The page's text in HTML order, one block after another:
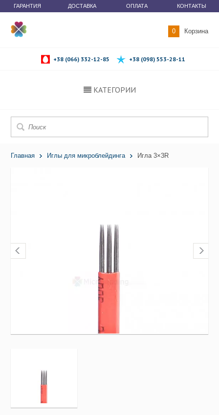
ГАРАНТИЯ ДОСТАВКА ОПЛАТА КОНТАКТЫ
0 Корзина
+38 (066) 332-12-85 +38 (098) 553-28-11
КАТЕГОРИИ
Главная Иглы для микроблейдинга Игла 3×3R